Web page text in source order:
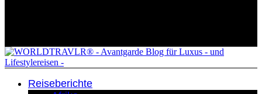
Reiseberichte